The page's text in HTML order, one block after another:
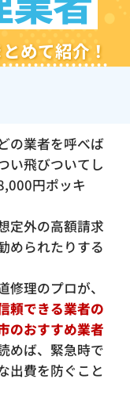
めて紹介！
の業者を呼べば
い飛びついてし
円ポッキ
定外の高額請求
められたりする
理のプロが、
頼できる業者の
のおすすめ業者
めば、緊急時で
出費を防ぐこと